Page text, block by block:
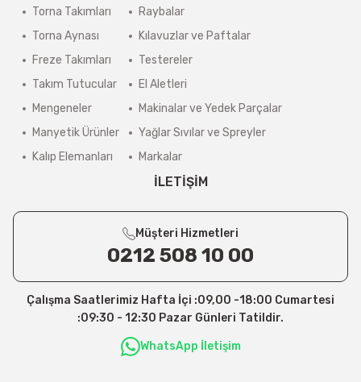
Torna Takımları
Torna Aynası
Freze Takımları
Takım Tutucular
Mengeneler
Manyetik Ürünler
Kalıp Elemanları
Raybalar
Kılavuzlar ve Paftalar
Testereler
El Aletleri
Makinalar ve Yedek Parçalar
Yağlar Sıvılar ve Spreyler
Markalar
İLETİŞİM
Müşteri Hizmetleri
0212 508 10 00
Çalışma Saatlerimiz Hafta İçi :09,00 -18:00 Cumartesi
:09:30 - 12:30 Pazar Günleri Tatildir.
WhatsApp İletişim